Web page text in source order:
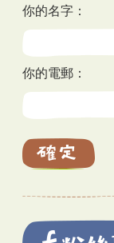
你的名字：
你的電郵：